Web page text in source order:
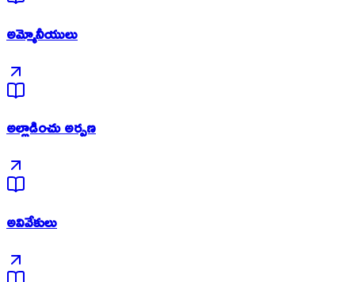
అమ్మోనీయులు
అల్లాడించు అర్పణ
అవివేకులు